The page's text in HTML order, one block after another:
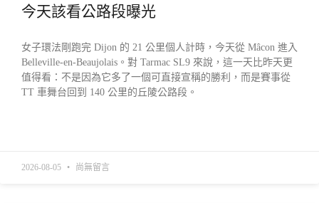
今天該看公路段曝光
女子環法剛跑完 Dijon 的 21 公里個人計時，今天從 Mâcon 進入
Belleville-en-Beaujolais。對 Tarmac SL9 來說，這一天比昨天更
值得看：不是因為它多了一個可直接宣稱的勝利，而是賽事從
TT 車舞台回到 140 公里的丘陵公路段。
2026-08-05 尚無留言